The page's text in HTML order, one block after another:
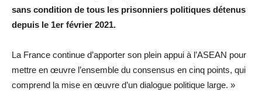
sans condition de tous les prisonniers politiques détenus
depuis le 1er février 2021.
La France continue d’apporter son plein appui à l’ASEAN pour
mettre en œuvre l’ensemble du consensus en cinq points, qui
comprend la mise en œuvre d’un dialogue politique large. »